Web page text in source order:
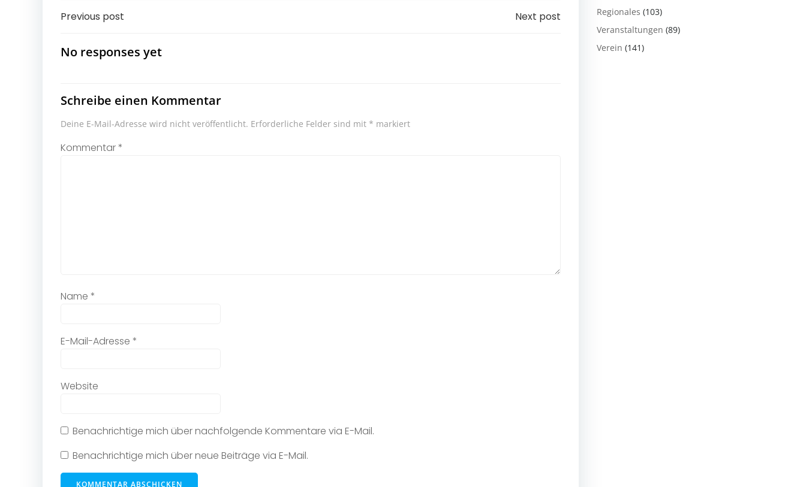
Post
navigation
Previous post Next post
No responses yet
Schreibe einen Kommentar
Deine E-Mail-Adresse wird nicht veröffentlicht. Erforderliche Felder sind mit * markiert
Kommentar*
Name *
E-Mail-Adresse *
Website
Benachrichtige mich über nachfolgende Kommentare via E-Mail.
Benachrichtige mich über neue Beiträge via E-Mail.
Regionales (103)
Veranstaltungen (89)
Verein (141)